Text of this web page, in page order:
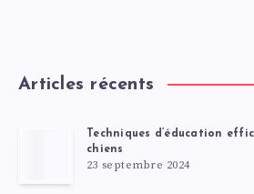
Articles récents
Techniques d’éducation
chiens
23 septembre 2024